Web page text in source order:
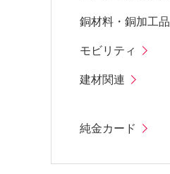
銅材料・銅加工品
モビリティ
建材関連
純金カード